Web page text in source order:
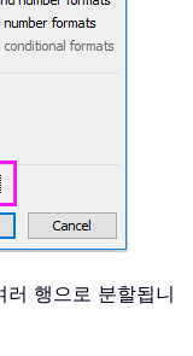
행으로 분할됩니